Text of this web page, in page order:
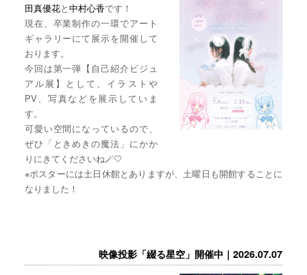
田真優花と中村心香です！
現在、卒業制作の一環でアート
ギャラリーにて展示を開催して
おります。
今回は第一弾【自己紹介ビジュ
アル展】として、イラストや
PV、写真などを展示していま
す。
可愛い空間になっているので、
ぜひ「ときめきの魔法」にかか
りにきてくださいね🪄🤍
※ポスターには土日休館とありますが、土曜日も開館することに
なりました！
映像投影「綴る星空」開催中｜2026.07.07